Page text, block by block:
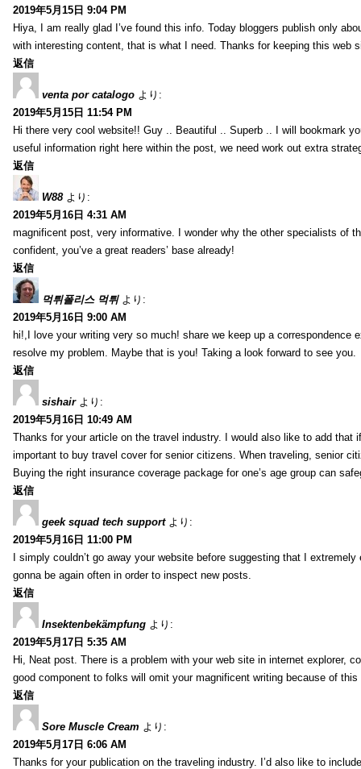
2019年5月15日 9:04 PM
Hiya, I am really glad I’ve found this info. Today bloggers publish only
with interesting content, that is what I need. Thanks for keeping this
返信
venta por catalogo より:
2019年5月15日 11:54 PM
Hi there very cool website!! Guy .. Beautiful .. Superb .. I will bookmark
useful information right here within the post, we need work out extra
返信
W88 より:
2019年5月16日 4:31 AM
magnificent post, very informative. I wonder why the other specialists of
confident, you’ve a great readers’ base already!
返信
먹튀폴리스 먹튀 より:
2019年5月16日 9:00 AM
hi!,I love your writing very so much! share we keep up a correspondence
resolve my problem. Maybe that is you! Taking a look forward to see you.
返信
sishair より:
2019年5月16日 10:49 AM
Thanks for your article on the travel industry. I would also like to add that
important to buy travel cover for senior citizens. When traveling, senior
Buying the right insurance coverage package for one’s age group can
返信
geek squad tech support より:
2019年5月16日 11:00 PM
I simply couldn’t go away your website before suggesting that I
gonna be again often in order to inspect new posts.
返信
Insektenbekämpfung より:
2019年5月17日 5:35 AM
Hi, Neat post. There is a problem with your web site in internet explorer,
good component to folks will omit your magnificent writing because of this
返信
Sore Muscle Cream より:
2019年5月17日 6:06 AM
Thanks for your publication on the traveling industry. I’d also like to